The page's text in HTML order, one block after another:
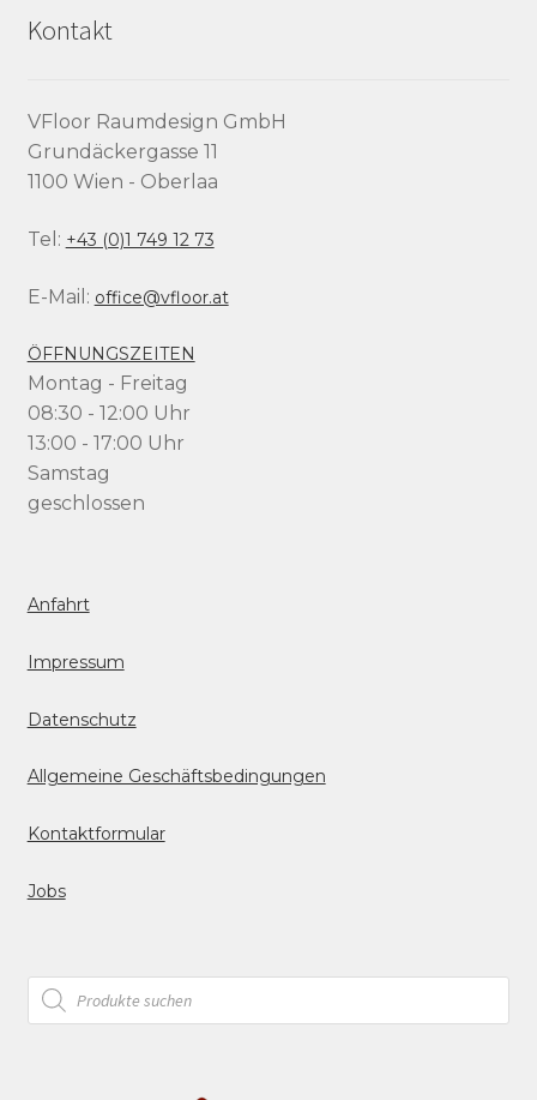
Kontakt
VFloor Raumdesign GmbH
Grundäckergasse 11
1100 Wien - Oberlaa
Tel: +43 (0)1 749 12 73
E-Mail: office@vfloor.at
ÖFFNUNGSZEITEN
Montag - Freitag
08:30 - 12:00 Uhr
13:00 - 17:00 Uhr
Samstag
geschlossen
Anfahrt
Impressum
Datenschutz
Allgemeine Geschäftsbedingungen
Kontaktformular
Jobs
Products
search